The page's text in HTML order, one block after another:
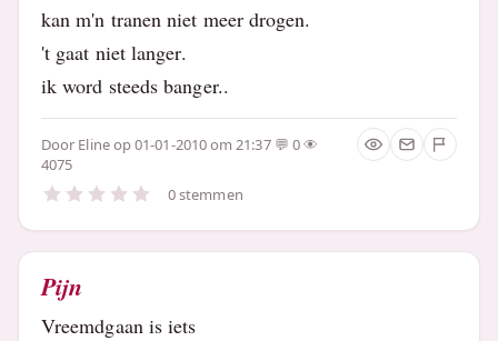
kan m'n tranen niet meer drogen.
't gaat niet langer.
ik word steeds banger..
Door Elineop 01-01-2010 om 21:37
0
4075
0 stemmen
Pijn
Vreemdgaan is iets